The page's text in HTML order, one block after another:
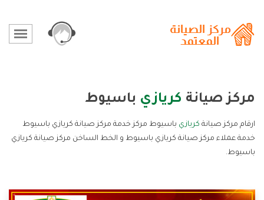
مركز صيانة كريازي باسيوط
ارقام مركز صيانة كريازي باسيوط مركز خدمة مركز صيانة كريازي باسيوط
خدمة عملاء مركز صيانة كريازي باسيوط و الخط الساخن مركز صيانة كريازي
باسيوط.